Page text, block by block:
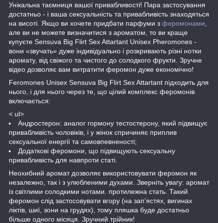
Унікальна таємниця вашої привабливості! Пара застосування
достатньо - і ваша сексуальність та привабливість знаходяться
на висоті. Якщо ви хочете придбати парфуми з феромонами
але ви не можете визначитися з ароматом, то ви краще
купуєте Sensuva Big Flirt Sex Attartant Unisex Pheromones -
вони «звучать» дуже індивідуально і розкривають різні нотки
аромату, від свіжого та чистого до солодкого фрукти. Зручне
відео дозволяє вам витратити феромон дуже економічно!
Feromones Unisex Sensuva Big Flirt Sex Attartant підходить для
нього, і для нього через те, що цілий комплекс феромонів
включається:
< ul>
Андростерон: аналог гормону тестостерону, який підвищує
привабливість чоловіків, і у жінок спричиняє приплив
сексуальної енергії та самовпевненості;
Додаткові феромони, що підвищують сексуальну
привабливість для навпроти статі.
Неохибний аромат дозволяє використовувати феромон як
незалежно, так і з улюбленими духами. Зверніть увагу: аромат
із світлими солодкими нотами. протилежна стать. Такий
феромон слід застосовувати вгору (на зап’ястях, вигинах
ліктів, шиї, зони на грудях), тому пляшка буде достатньо
більше одного місяця. Зручний трійник!